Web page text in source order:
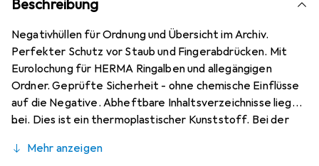
Beschreibung
Negativhüllen für Ordnung und Übersicht im Archiv.
Perfekter Schutz vor Staub und Fingerabdrücken. Mit
Eurolochung für HERMA Ringalben und allegängigen
Ordner. Geprüfte Sicherheit - ohne chemische Einflüsse
auf die Negative. Abheftbare Inhaltsverzeichnisse liegen
bei. Dies ist ein thermoplastischer Kunststoff. Bei der
dicht, dadurch kann der Film nicht atmen, d.h. Reste von
Mehr anzeigen